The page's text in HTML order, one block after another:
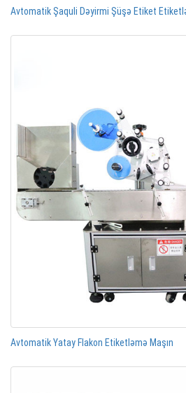
Avtomatik Şaquli Dəyirmi Şüşə Etiket
Avtomatik Yatay Flakon Etiketləmə Maşın